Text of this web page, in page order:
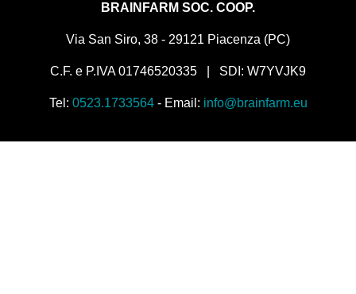
BRAINFARM SOC. COOP.
Via San Siro, 38 - 29121 Piacenza (PC)
C.F. e P.IVA 01746520335 | SDI: W7YVJK9
Tel: 0523.1733564- Email: info@brainfarm.eu